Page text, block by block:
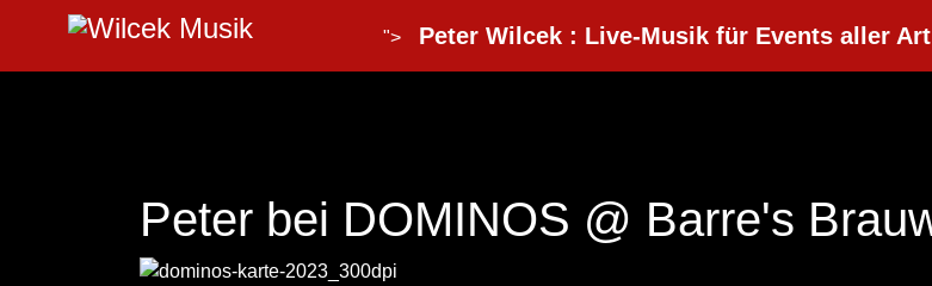
"> Peter Wilcek : Live-Musik für Events aller Art
Peter bei DOMINOS @ Barre's